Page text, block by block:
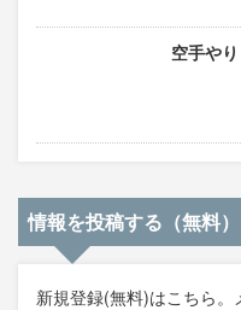
空手や
情報を投稿する（無料）
新規登録(無料)はこちら